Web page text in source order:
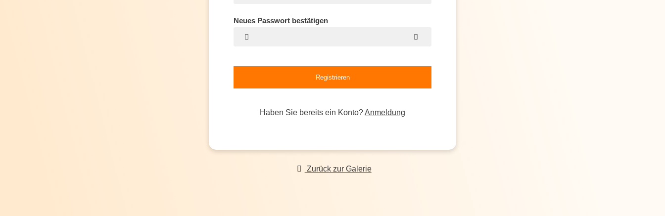
Neues Passwort bestätigen
Haben Sie bereits ein Konto?Anmeldung
Zurück zur Galerie